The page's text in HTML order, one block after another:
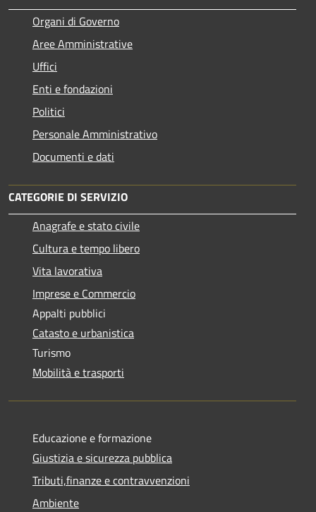
Organi di Governo
Aree Amministrative
Uffici
Enti e fondazioni
Politici
Personale Amministrativo
Documenti e dati
CATEGORIE DI SERVIZIO
Anagrafe e stato civile
Cultura e tempo libero
Vita lavorativa
Imprese e Commercio
Appalti pubblici
Catasto e urbanistica
Turismo
Mobilità e trasporti
Educazione e formazione
Giustizia e sicurezza pubblica
Tributi,finanze e contravvenzioni
Ambiente